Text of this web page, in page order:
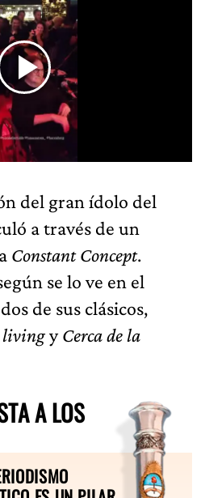
del gran ídolo del
a través de un
Constant Concept.
se lo ve en el
de sus clásicos,
livingyCerca de la
A LOS